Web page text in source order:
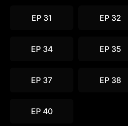
EP 31 EP 32
EP 34 EP 35
EP 37 EP 38
EP 40